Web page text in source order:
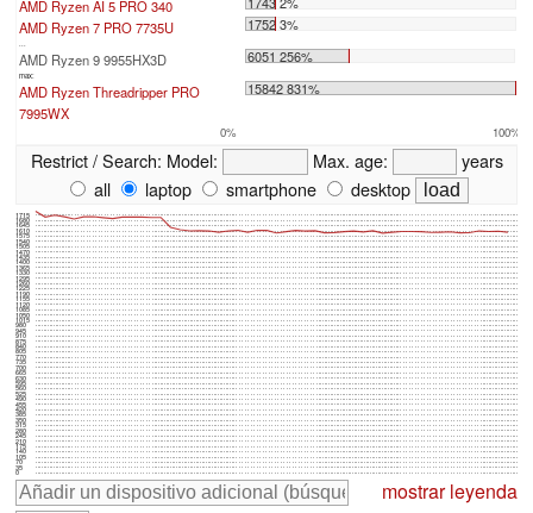
AMD Ryzen AI 5 PRO 340
AMD Ryzen 7 PRO 7735U
1752 3%
...
AMD Ryzen 9 9955HX3D 6051 256%
max:
AMD Ryzen Threadripper PRO
7995WX
15842 831%
0% 100%
Restrict / Search: Model: Max. age:
years
all
laptop smartphone desktop
0
35
70
105
140
175
210
245
280
315
350
385
420
455
490
525
560
595
630
665
700
735
770
805
840
875
910
945
980
1015
1050
1085
1120
1155
1190
1225
1260
1295
1330
1365
1400
1435
1470
1505
1540
1575
1610
1645
1680
1715
mostrar leyenda